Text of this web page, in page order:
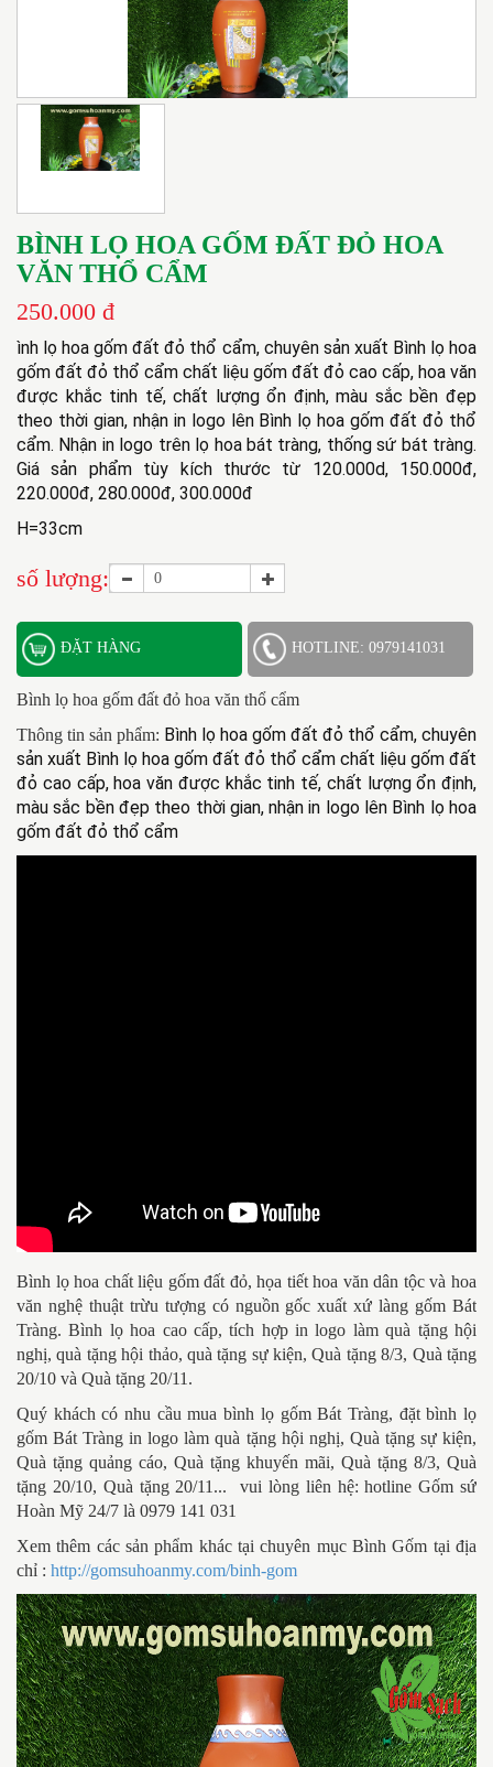
BÌNH LỌ HOA GỐM ĐẤT ĐỎ HOA
VĂN THỔ CẨM
250.000 đ
ình lọ hoa gốm đất đỏ thổ cẩm, chuyên sản xuất Bình lọ hoa
gốm đất đỏ thổ cẩm chất liệu gốm đất đỏ cao cấp, hoa văn
được khắc tinh tế, chất lượng ổn định, màu sắc bền đẹp
theo thời gian, nhận in logo lên Bình lọ hoa gốm đất đỏ thổ
cẩm. Nhận in logo trên lọ hoa bát tràng, thống sứ bát tràng.
Giá sản phẩm tùy kích thước từ 120.000d, 150.000đ,
220.000đ, 280.000đ, 300.000đ
H=33cm
số lượng:
ĐẶT HÀNG HOTLINE: 0979141031
Bình lọ hoa gốm đất đỏ hoa văn thổ cẩm
Thông tin sản phẩm: Bình lọ hoa gốm đất đỏ thổ cẩm, chuyên
sản xuất Bình lọ hoa gốm đất đỏ thổ cẩm chất liệu gốm đất
đỏ cao cấp, hoa văn được khắc tinh tế, chất lượng ổn định,
màu sắc bền đẹp theo thời gian, nhận in logo lên Bình lọ hoa
gốm đất đỏ thổ cẩm
Bình lọ hoa chất liệu gốm đất đỏ, họa tiết hoa văn dân tộc và hoa
văn nghệ thuật trừu tượng có nguồn gốc xuất xứ làng gốm Bát
Tràng. Bình lọ hoa cao cấp, tích hợp in logo làm quà tặng hội
nghị, quà tặng hội thảo, quà tặng sự kiện, Quà tặng 8/3, Quà tặng
20/10 và Quà tặng 20/11.
Quý khách có nhu cầu mua bình lọ gốm Bát Tràng, đặt bình lọ
gốm Bát Tràng in logo làm quà tặng hội nghị, Quà tặng sự kiện,
Quà tặng quảng cáo, Quà tặng khuyến mãi, Quà tặng 8/3, Quà
tặng 20/10, Quà tặng 20/11... vui lòng liên hệ: hotline Gốm sứ
Hoàn Mỹ 24/7 là 0979 141 031
Xem thêm các sản phẩm khác tại chuyên mục Bình Gốm tại địa
chỉ : http://gomsuhoanmy.com/binh-gom